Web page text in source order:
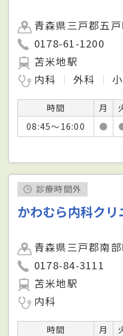
青森県三戸郡五
0178-61-1200
苫米地駅
内科
外科
時間 月
08:45～16:00
●
診療時間外
かわむら内科クリ
青森県三戸郡南
0178-84-3111
苫米地駅
内科
時間 月